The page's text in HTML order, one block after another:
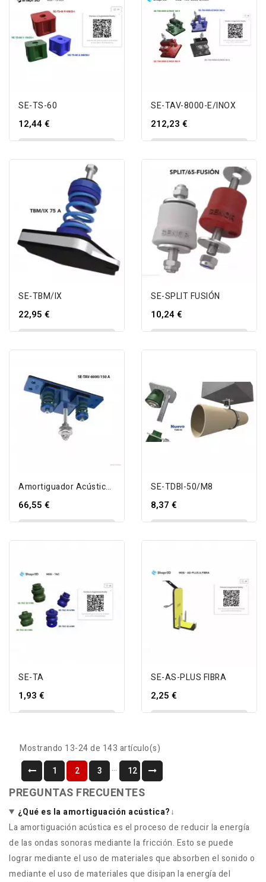
SE-TS-60
12,44 €
SE-TAV-8000-E/INOX
212,23 €
SE-TBM/IX
22,95 €
SE-SPLIT FUSIÓN
10,24 €
Amortiguador Acústico Híbrido SE-TAV-6000
66,55 €
SE-TDBI-50/M8
8,37 €
SE-TA
1,93 €
SE-AS-PLUS FIBRA
2,25 €
Mostrando 13-24 de 143 artículo(s)
1
2 3 … 12
PREGUNTAS FRECUENTES
¿Qué es la amortiguación acústica?↓
La amortiguación acústica es el proceso de reducir la energía
de las ondas sonoras mediante la fricción. Esto se puede
lograr mediante el uso de materiales que absorben el sonido o
mediante el uso de materiales que disipan la energía del